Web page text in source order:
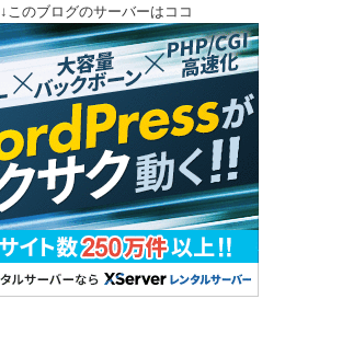
↓このブログのサーバーはココ